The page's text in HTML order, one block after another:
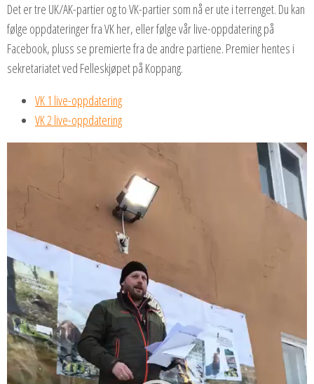
Det er tre UK/AK-partier og to VK-partier som nå er ute i terrenget. Du kan
følge oppdateringer fra VK her, eller følge vår live-oppdatering på
Facebook, pluss se premierte fra de andre partiene. Premier hentes i
sekretariatet ved Felleskjøpet på Koppang.
VK 1 live-oppdatering
VK 2 live-oppdatering
Videoavspiller